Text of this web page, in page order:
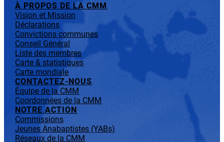
À PROPOS DE LA CMM
Vision et Mission
Déclarations
Convictions communes
Conseil Général
Liste des membres
Carte & statistiques
Carte mondiale
CONTACTEZ-NOUS
Équipe de la CMM
Coordonnées de la CMM
NOTRE ACTION
Commissions
Jeunes Anabaptistes (YABs)
Réseaux de la CMM